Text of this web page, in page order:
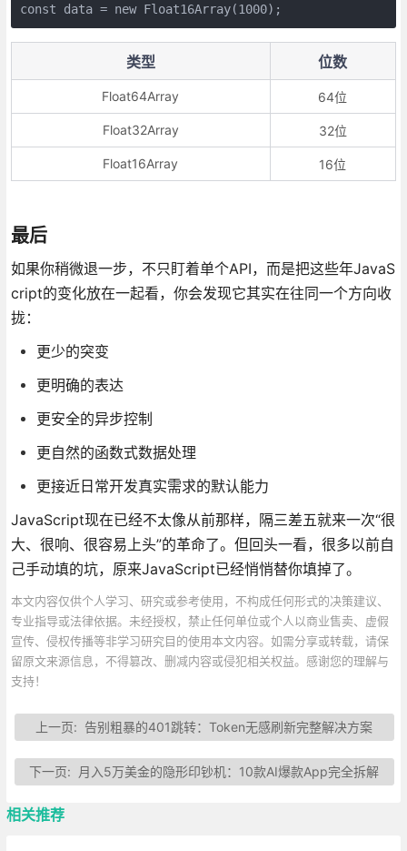
const data = new Float16Array(1000);
类型 位数
Float64Array 64位
Float32Array 32位
Float16Array 16位
最后
如果你稍微退一步，不只盯着单个API，而是把这些年JavaS
cript的变化放在一起看，你会发现它其实在往同一个方向收
拢：
更少的突变
更明确的表达
更安全的异步控制
更自然的函数式数据处理
更接近日常开发真实需求的默认能力
JavaScript现在已经不太像从前那样，隔三差五就来一次“很
大、很响、很容易上头”的革命了。但回头一看，很多以前自
己手动填的坑，原来JavaScript已经悄悄替你填掉了。
本文内容仅供个人学习、研究或参考使用，不构成任何形式的决策建议、
专业指导或法律依据。未经授权，禁止任何单位或个人以商业售卖、虚假
宣传、侵权传播等非学习研究目的使用本文内容。如需分享或转载，请保
留原文来源信息，不得篡改、删减内容或侵犯相关权益。感谢您的理解与
支持！
上一页: 告别粗暴的401跳转：Token无感刷新完整解决方案
下一页: 月入5万美金的隐形印钞机：10款AI爆款App完全拆解
相关推荐